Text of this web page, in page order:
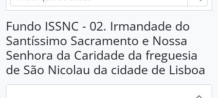
Fundo ISSNC - 02. Irmandade do
Santíssimo Sacramento e Nossa
Senhora da Caridade da freguesia
de São Nicolau da cidade de Lisboa